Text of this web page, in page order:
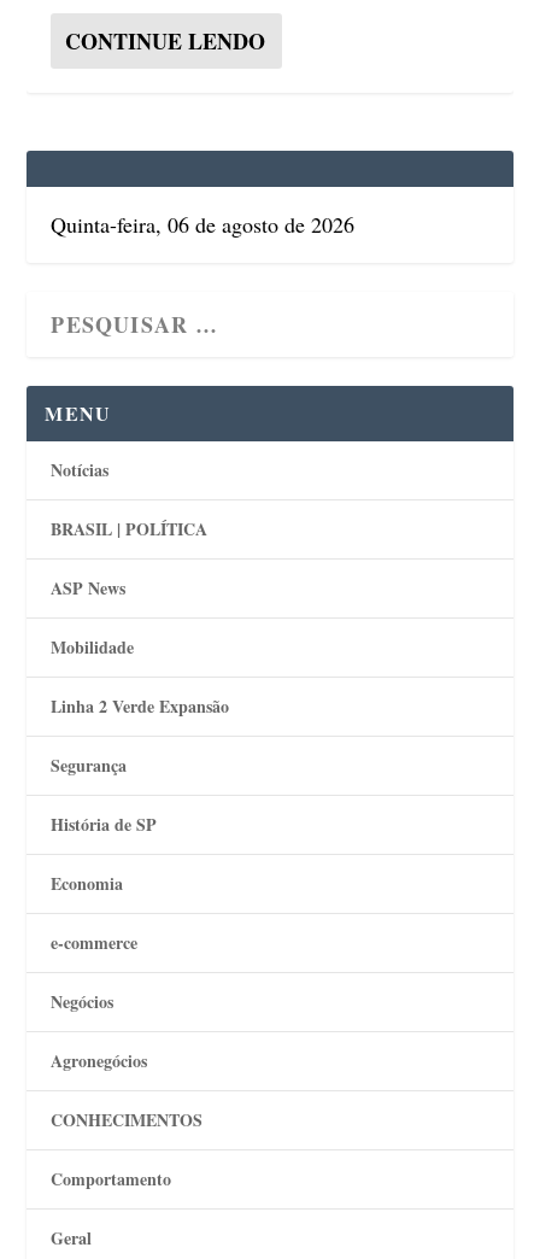
CONTINUE LENDO
Quinta-feira, 06 de agosto de 2026
MENU
Notícias
BRASIL | POLÍTICA
ASP News
Mobilidade
Linha 2 Verde Expansão
Segurança
História de SP
Economia
e-commerce
Negócios
Agronegócios
CONHECIMENTOS
Comportamento
Geral